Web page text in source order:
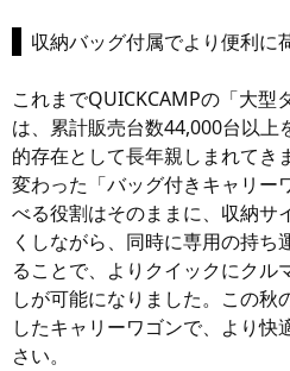
収納バッグ付属でより便利に
これまでQUICKCAMPの「大型
は、累計販売台数44,000台以上
的存在として長年親しまれてき
変わった「バッグ付きキャリー
べる役割はそのままに、収納サ
くしながら、同時に専用の持ち
ることで、よりクイックにクル
しが可能になりました。この秋
したキャリーワゴンで、より快
さい。